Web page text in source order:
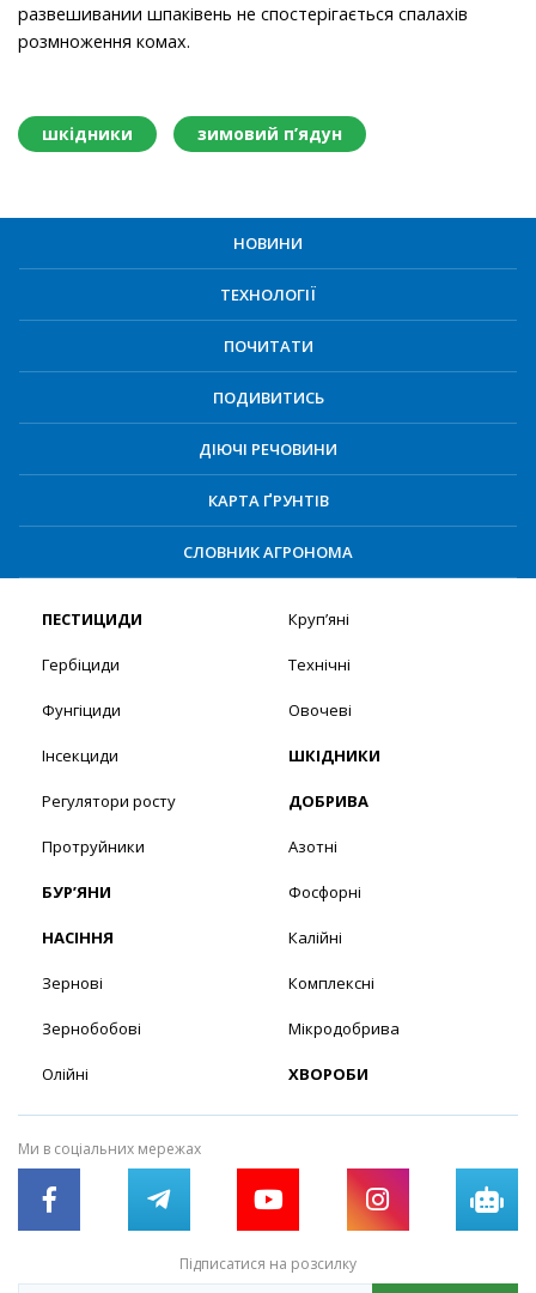
развешивании шпаківень не спостерігається спалахів
розмноження комах.
шкідники зимовий п’ядун
НОВИНИ
ТЕХНОЛОГІЇ
ПОЧИТАТИ
ПОДИВИТИСЬ
ДІЮЧІ РЕЧОВИНИ
КАРТА ҐРУНТІВ
СЛОВНИК АГРОНОМА
ПЕСТИЦИДИ
Гербіциди
Фунгіциди
Інсекциди
Регулятори росту
Протруйники
БУР’ЯНИ
НАСІННЯ
Зернові
Зернобобові
Олійні
Круп’яні
Технічні
Овочеві
ШКІДНИКИ
ДОБРИВА
Азотні
Фосфорні
Калійні
Комплексні
Мікродобрива
ХВОРОБИ
Ми в соціальних мережах
Підписатися на розсилку